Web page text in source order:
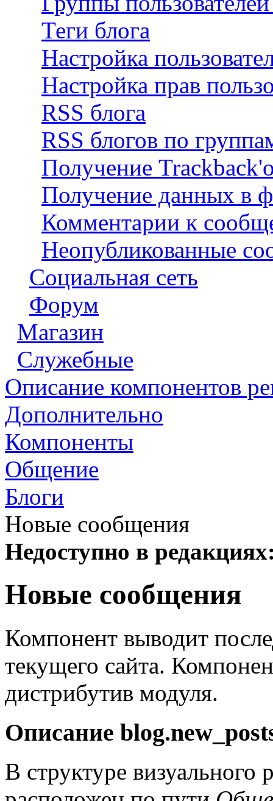
Теги блога
Настройка
Настройка прав
RSS блога
RSS блогов по
Получение
Получение данных в
Комментарии к
Неопубликованные
Социальная сеть
Форум
Магазин
Служебные
Описание компонентов
Дополнительно
Компоненты
Общение
Блоги
Новые сообщения
Недоступно в
Новые сообщения
Компонент выводит
текущего сайта.
дистрибутив модуля.
Описание
В структуре визуального